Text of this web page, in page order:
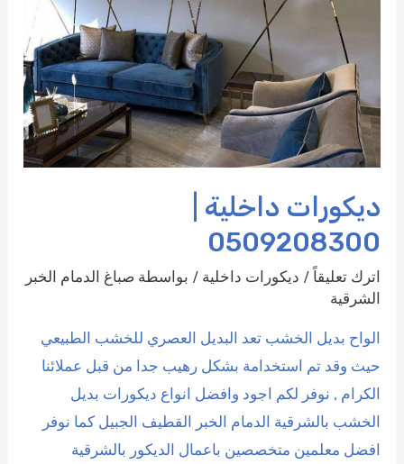
ديكورات داخلية |
0509208300
اترك تعليقاً / ديكورات داخلية / بواسطة صباغ الدمام الخبر
الشرقية
الواح بديل الخشب تعد البديل العصري للخشب الطبيعي
حيث وقد تم استخدامة بشكل رهيب جدا من قبل عملائنا
الكرام , نوفر لكم اجود وافضل انواع ديكورات بديل
الخشب بالشرقية الدمام الخبر القطيف الجبيل كما نوفر
افضل معلمين متخصصين باعمال الديكور بالشرقية